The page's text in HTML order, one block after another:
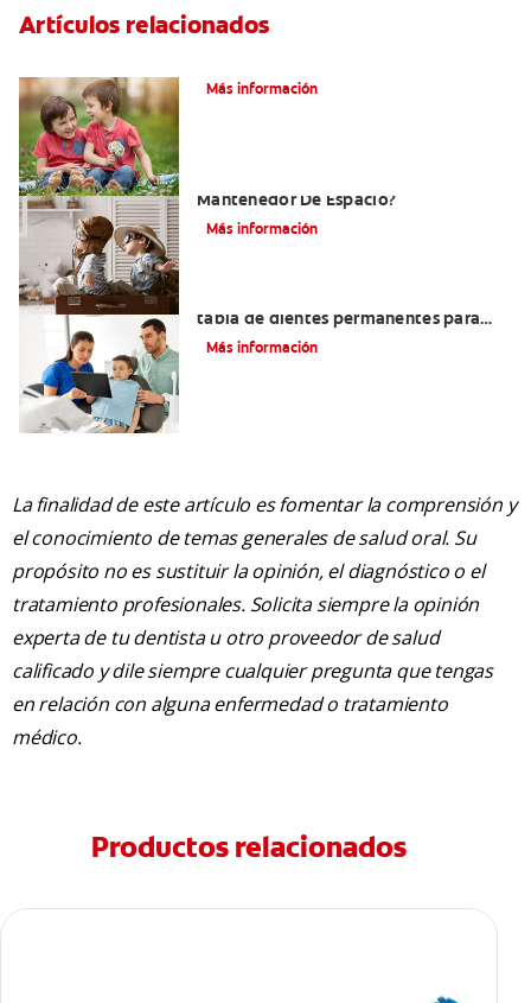
Artículos relacionados
Más información
Mantenedor De Espacio?
Más información
tabla de dientes permanentes para
darle seguimiento a los nuevos dientes
Más información
La finalidad de este artículo es fomentar la comprensión y
el conocimiento de temas generales de salud oral. Su
propósito no es sustituir la opinión, el diagnóstico o el
tratamiento profesionales. Solicita siempre la opinión
experta de tu dentista u otro proveedor de salud
calificado y dile siempre cualquier pregunta que tengas
en relación con alguna enfermedad o tratamiento
médico.
Productos relacionados